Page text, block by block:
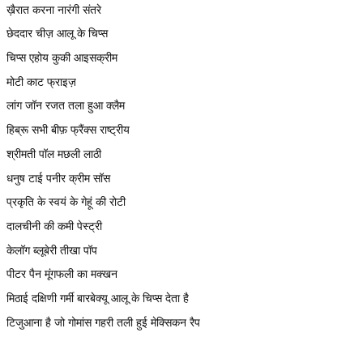
ख़ैरात करना नारंगी संतरे
छेददार चीज़ आलू के चिप्स
चिप्स एहोय कुकी आइसक्रीम
मोटी काट फ्राइज़
लांग जॉन रजत तला हुआ क्लैम
हिब्रू सभी बीफ़ फ्रैंक्स राष्ट्रीय
श्रीमती पॉल मछली लाठी
धनुष टाई पनीर क्रीम सॉस
प्रकृति के स्वयं के गेहूं की रोटी
दालचीनी की कमी पेस्ट्री
केलॉग ब्लूबेरी तीखा पॉप
पीटर पैन मूंगफली का मक्खन
मिठाई दक्षिणी गर्मी बारबेक्यू आलू के चिप्स देता है
टिजुआना है जो गोमांस गहरी तली हुई मेक्सिकन रैप